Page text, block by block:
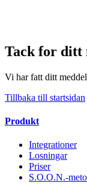
Tack for ditt
Vi har fatt ditt
Tillbaka till startsidan
Produkt
Integrationer
Losningar
Priser
S.O.O.N.-